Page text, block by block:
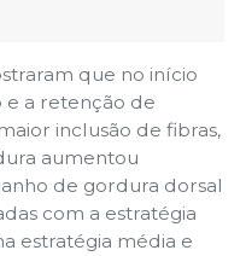
que no início
e a retenção de
inclusão de fibras,
aumentou
de gordura dorsal
com a estratégia
estratégia média e